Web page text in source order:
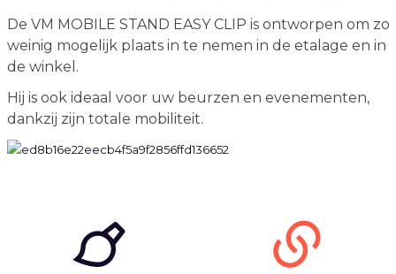
De VM MOBILE STAND EASY CLIP is ontworpen om zo
weinig mogelijk plaats in te nemen in de etalage en in
de winkel.
Hij is ook ideaal voor uw beurzen en evenementen,
dankzij zijn totale mobiliteit.